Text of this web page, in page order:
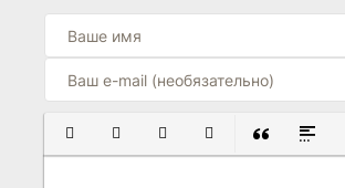
ПОЛУЖИРНЫЙ
КУРСИВПОДЧЕРКНУТЫЙ
ЗАЧЕРКНУТЫЙ
ВСТАВКА